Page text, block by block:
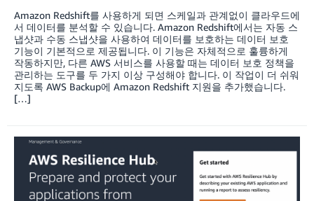
Amazon Redshift를 사용하게 되면 스케일과 관계없이 클라우드에
서 데이터를 분석할 수 있습니다. Amazon Redshift에서는 자동 스
냅샷과 수동 스냅샷을 사용하여 데이터를 보호하는 데이터 보호
기능이 기본적으로 제공됩니다. 이 기능은 자체적으로 훌륭하게
작동하지만, 다른 AWS 서비스를 사용할 때는 데이터 보호 정책을
관리하는 도구를 두 가지 이상 구성해야 합니다. 이 작업이 더 쉬워
지도록 AWS Backup에 Amazon Redshift 지원을 추가했습니다.
[…]